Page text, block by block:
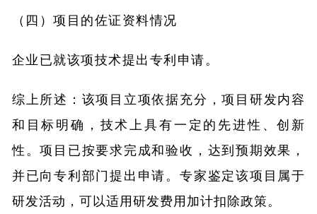
（四）项目的佐证资料情况
企业已就该项技术提出专利申请。
综上所述：该项目立项依据充分，项目研发内容
和目标明确，技术上具有一定的先进性、创新
性。项目已按要求完成和验收，达到预期效果，
并已向专利部门提出申请。专家鉴定该项目属于
研发活动，可以适用研发费用加计扣除政策。